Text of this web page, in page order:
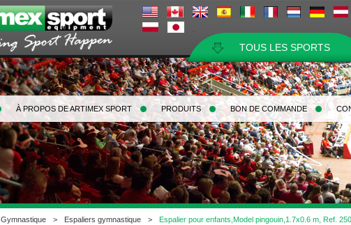
TOUS LES SPORTS
À PROPOS DE ARTIMEX SPORT PRODUITS BON DE COMMANDE
Gymnastique > Espaliers gymnastique > Espalier pour enfants,Model pingouin,1.7x0.6 m, Ref.